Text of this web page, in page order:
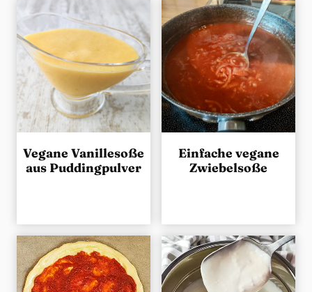
Vegane Vanillesoße
aus Puddingpulver
Einfache vegane
Zwiebelsoße